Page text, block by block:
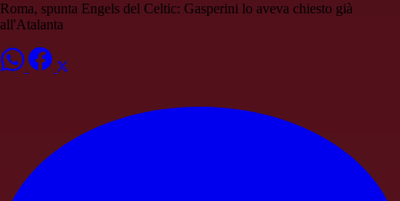
Roma, spunta Engels del Celtic: Gasperini lo aveva chiesto già
all'Atalanta